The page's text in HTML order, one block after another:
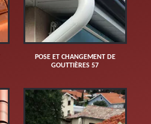
POSE ET CHANGEMENT DE
GOUTTIÈRES 57